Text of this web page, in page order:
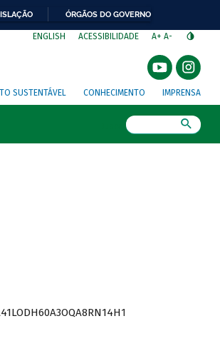
ÓRGÃOS DO GOVERNO
ENGLISH ACESSIBILIDADE A+ A-
SUSTENTÁVEL CONHECIMENTO IMPRENSA